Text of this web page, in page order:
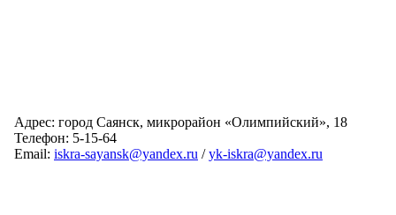
Адрес: город Саянск, микрорайон «Олимпийский», 18
Телефон: 5-15-64
Email: iskra-sayansk@yandex.ru /yk-iskra@yandex.ru